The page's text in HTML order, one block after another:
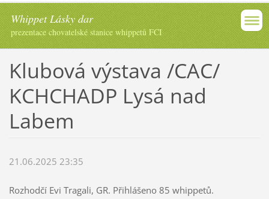
Whippet Lásky dar
prezentace chovatelské stanice whippetů FCI
Klubová výstava /CAC/
KCHCHADP Lysá nad
Labem
21.06.2025 23:35
Rozhodčí Evi Tragali, GR. Přihlášeno 85 whippetů.